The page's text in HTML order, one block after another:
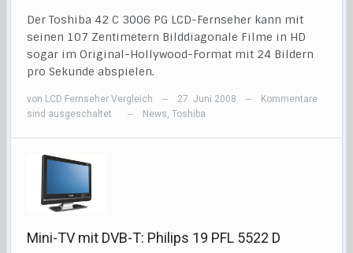
Der Toshiba 42 C 3006 PG LCD-Fernseher kann mit
seinen 107 Zentimetern Bilddiagonale Filme in HD
sogar im Original-Hollywood-Format mit 24 Bildern
pro Sekunde abspielen.
von LCD Fernseher Vergleich — 27. Juni 2008 —
Kommentare
sind ausgeschaltet
— News,Toshiba
Mini-TV mit DVB-T: Philips 19 PFL 5522 D